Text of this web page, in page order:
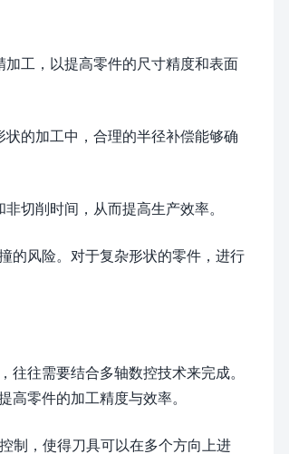
工，以提高零件的尺寸精度和表面
的加工中，合理的半径补偿能够确
切削时间，从而提高生产效率。
的风险。对于复杂形状的零件，进行
往需要结合多轴数控技术来完成。
零件的加工精度与效率。
制，使得刀具可以在多个方向上进